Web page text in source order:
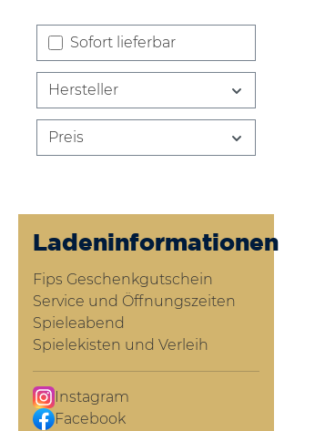
Sofort lieferbar
Hersteller
Preis
Ladeninformationen
Fips Geschenkgutschein
Service und Öffnungszeiten
Spieleabend
Spielekisten und Verleih
Instagram
Facebook